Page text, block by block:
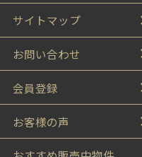
サイトマップ
お問い合わせ
会員登録
お客様の声